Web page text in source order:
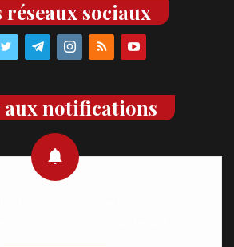
réseaux sociaux
aux notifications